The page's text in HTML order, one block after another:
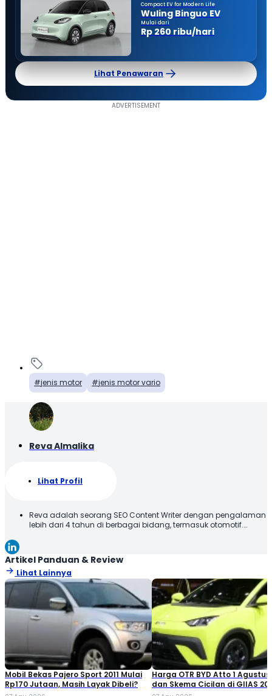
Compact EV for Modern Life
Wuling Binguo EV
Mulai dari
Rp 260 ribu/hari
Lihat Penawaran
jenis motor jenis motor vario
Reva Almalika
Lihat Profil
Reva adalah seorang SEO Content Writer dengan pengalaman
lebih dari 4 tahun di berbagai bidang, termasuk otomotif.
informatif, menarik, dan mudah dipahami oleh pembaca.
Artikel Panduan & Review
Lihat Lainnya
Mobil Bekas Pajero Sport 2011 Mulai
Rp170 Jutaan, Masih Layak Dibeli?
Harga OTR BYD Atto 1 Agustus
dan Skema Cicilan di GIIAS